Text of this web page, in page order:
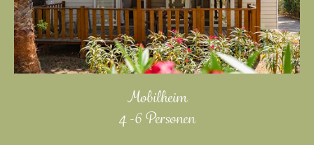
Mobilheim
4 -6 Personen